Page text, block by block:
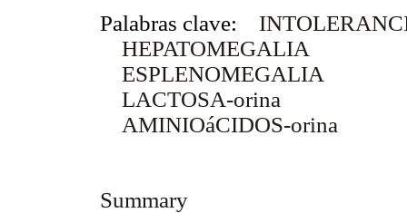
Palabras clave:
HEPATOMEGALIA
ESPLENOMEGALIA
LACTOSA-orina
AMINIOáCIDOS-orina
Summary